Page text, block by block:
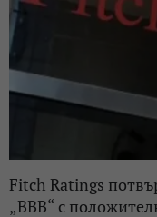
Fitch Ratings
„BBB“ с